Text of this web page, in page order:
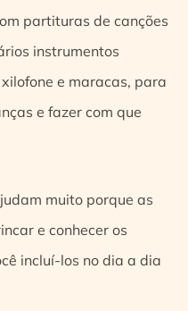
partituras de canções
instrumentos
e maracas, para
e fazer com que
muito porque as
e conhecer os
incluí-los no dia a dia